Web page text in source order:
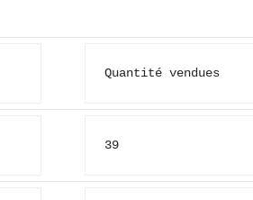
Quantité vendues
39